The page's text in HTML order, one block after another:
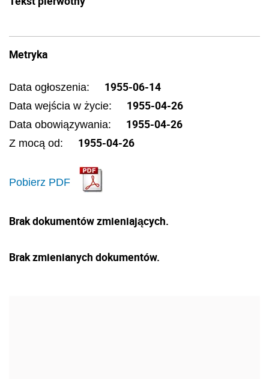
Metryka
Data ogłoszenia: 1955-06-14
Data wejścia w życie: 1955-04-26
Data obowiązywania: 1955-04-26
Z mocą od: 1955-04-26
Pobierz PDF
Brak dokumentów zmieniających.
Brak zmienianych dokumentów.